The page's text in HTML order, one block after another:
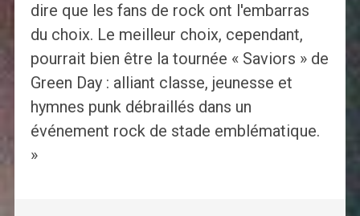
dire que les fans de rock ont ​​l'embarras
du choix. Le meilleur choix, cependant,
pourrait bien être la tournée « Saviors » de
Green Day : alliant classe, jeunesse et
hymnes punk débraillés dans un
événement rock de stade emblématique.
»